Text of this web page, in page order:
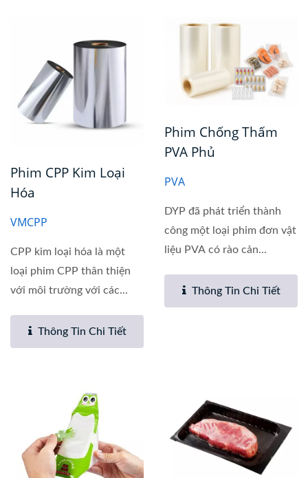
Phim CPP Kim Loại
Hóa
VMCPP
CPP kim loại hóa là một
loại phim CPP thân thiện
với môi trường với các...
Thông Tin Chi Tiết
Phim Chống Thấm
PVA Phủ
PVA
DYP đã phát triển thành
công một loại phim đơn vật
liệu PVA có rào cản...
Thông Tin Chi Tiết